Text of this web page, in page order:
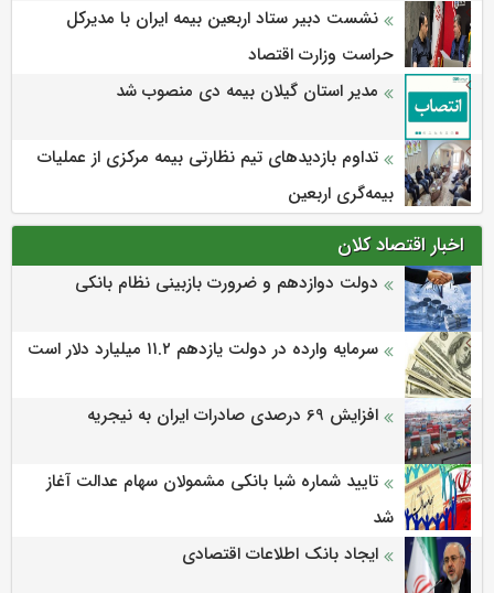
نشست دبیر ستاد اربعین بیمه ایران با مدیرکل
حراست وزارت اقتصاد
مدیر استان گیلان بیمه دی منصوب شد
تداوم بازدیدهای تیم نظارتی بیمه مرکزی از عملیات
بیمه‌گری اربعین
اخبار اقتصاد کلان
دولت دوازدهم و ضرورت بازبینی نظام بانکی
سرمایه وارده در دولت یازدهم ۱۱.۲ میلیارد دلار است
افزایش 69 درصدی صادرات ایران به نیجریه
تایید شماره شبا بانکی مشمولان سهام عدالت آغاز
شد
ایجاد بانک اطلاعات اقتصادی